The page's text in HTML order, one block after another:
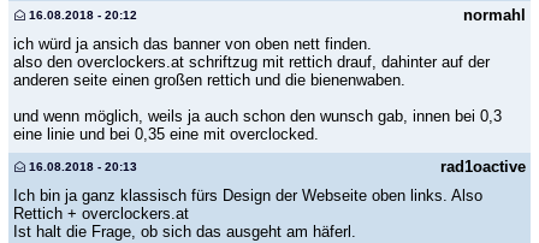
normahl
16.08.2018 - 20:12
ich würd ja ansich das banner von oben nett finden.
also den overclockers.at schriftzug mit rettich drauf, dahinter auf der
anderen seite einen großen rettich und die bienenwaben.
und wenn möglich, weils ja auch schon den wunsch gab, innen bei 0,3
eine linie und bei 0,35 eine mit overclocked.
rad1oactive
16.08.2018 - 20:13
Ich bin ja ganz klassisch fürs Design der Webseite oben links. Also
Rettich + overclockers.at
Ist halt die Frage, ob sich das ausgeht am häferl.